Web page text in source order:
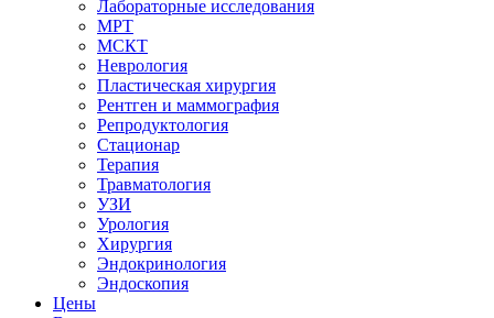
Лабораторные исследования
МРТ
МСКТ
Неврология
Пластическая хирургия
Рентген и маммография
Репродуктология
Стационар
Терапия
Травматология
УЗИ
Урология
Хирургия
Эндокринология
Эндоскопия
Цены